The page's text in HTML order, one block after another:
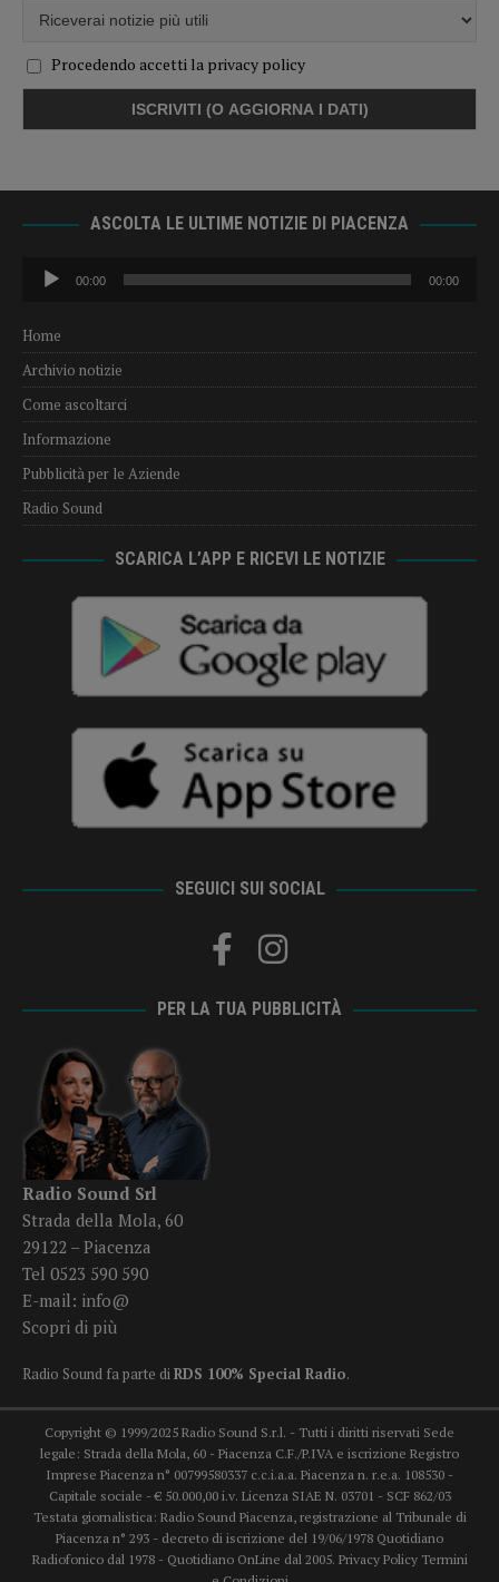
Procedendo accetti la privacy policy
ASCOLTA LE ULTIME NOTIZIE DI PIACENZA
Audio
Player
00:00 00:00
Home
Archivio notizie
Come ascoltarci
Informazione
Pubblicità per le Aziende
Radio Sound
SCARICA L’APP E RICEVI LE NOTIZIE
SEGUICI SUI SOCIAL
PER LA TUA PUBBLICITÀ
Radio Sound Srl
Strada della Mola, 60
29122 – Piacenza
Tel 0523 590 590
E-mail: info@
Scopri di più
Radio Sound fa parte diRDS 100% Special Radio.
Copyright © 1999/2025 Radio Sound S.r.l. - Tutti i diritti riservati Sede
legale: Strada della Mola, 60 - Piacenza C.F./P.IVA e iscrizione Registro
Imprese Piacenza n° 00799580337 c.c.i.a.a. Piacenza n. r.e.a. 108530 -
Capitale sociale - € 50.000,00 i.v. Licenza SIAE N. 03701 - SCF 862/03
Testata giornalistica: Radio Sound Piacenza, registrazione al Tribunale di
Piacenza n° 293 - decreto di iscrizione del 19/06/1978 Quotidiano
Radiofonico dal 1978 - Quotidiano OnLine dal 2005. Privacy Policy Termini